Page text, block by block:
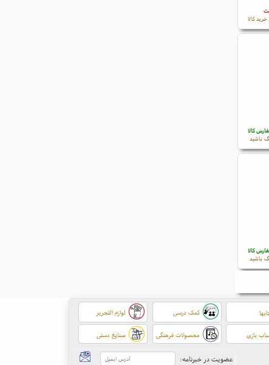
کالا
کالا
باشید
کالا
باشید
کمک درسی لوازم التحریر
بازی محصولات فرهنگی صنایع دستی
عضویت در خبرنامه: